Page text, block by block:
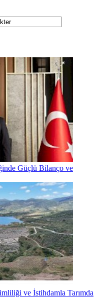
Güçlü Bilanço ve
ve İstihdamla Tarımda